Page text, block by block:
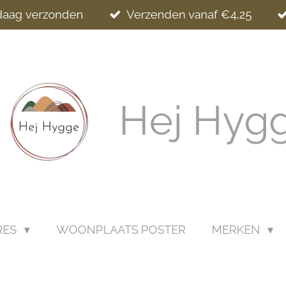
verzonden Verzenden vanaf €4,25
Hej
WOONPLAATS POSTER MERKEN